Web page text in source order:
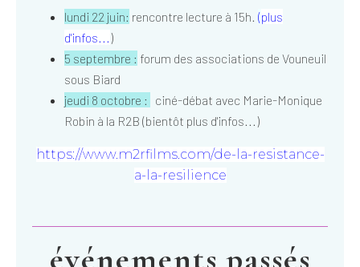
lundi 22 juin: rencontre lecture à 15h. (plus
d'infos...)
5 septembre : forum des associations de Vouneuil
sous Biard
jeudi 8 octobre :
ciné-débat avec Marie-Monique
Robin à la R2B (bientôt plus d'infos...)
https://www.m2rfilms.com/de-la-resistance-
a-la-resilience
événements passés